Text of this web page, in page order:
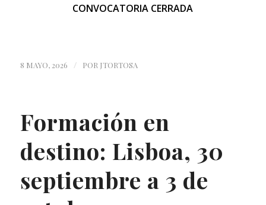
CONVOCATORIA CERRADA
8 MAYO, 2026 / POR JTORTOSA
Formación en
destino: Lisboa, 30
septiembre a 3 de